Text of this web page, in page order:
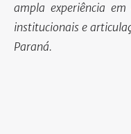
ampla experiência em
institucionais e
Paraná.